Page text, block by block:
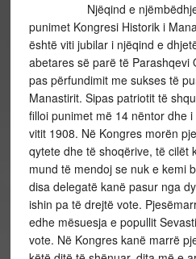
Njëqind e njëmbëdhjetë
punimet Kongresi Historik i
është viti jubilar i njëqind e
abetares së parë të Parashqevi
pas përfundimit me sukses të
Manastirit. Sipas patriotit të
filloi punimet më 14 nëntor dhe
vitit 1908. Në Kongres morën
qytete dhe të shoqërive, të cilët
mund të mendoj se nuk e kemi
disa delegatë kanë pasur nga
ishin pa të drejtë vote.
edhe mësuesja e popullit
vote. Në Kongres kanë marrë